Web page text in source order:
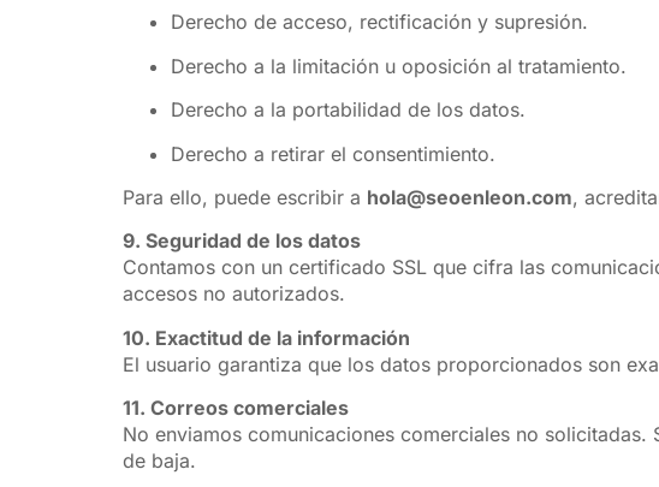
Derecho de acceso, rectificación y supresión.
Derecho a la limitación u oposición al tratamiento.
Derecho a la portabilidad de los datos.
Derecho a retirar el consentimiento.
Para ello, puede escribir a hola@seoenleon.com,
9. Seguridad de los datos
Contamos con un certificado SSL que cifra las
accesos no autorizados.
10. Exactitud de la información
El usuario garantiza que los datos proporcionados son
11. Correos comerciales
No enviamos comunicaciones comerciales no
de baja.